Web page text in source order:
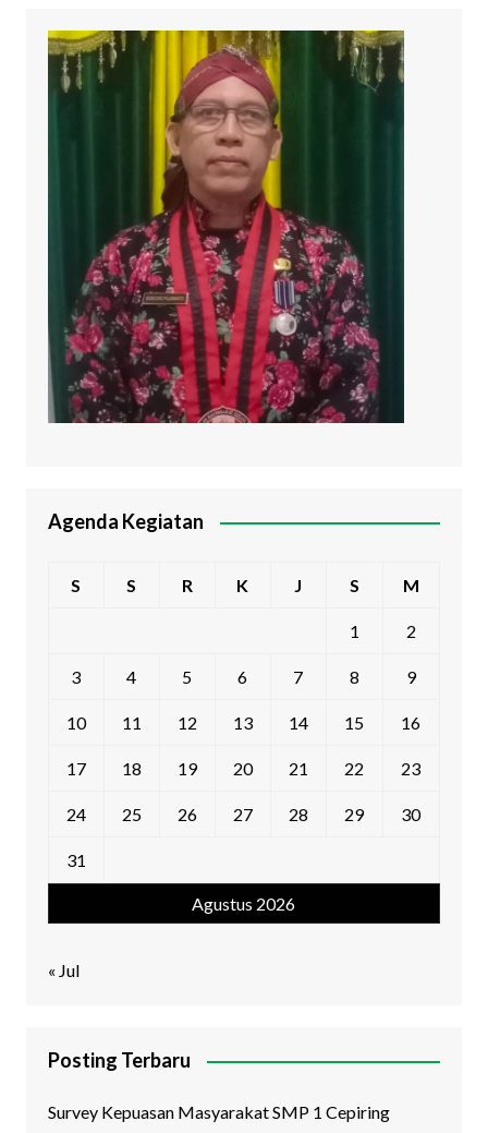
Agenda Kegiatan
Agustus 2026
S S R K J S M
1 2
3 4 5 6 7 8 9
10 11 12 13 14 15 16
17 18 19 20 21 22 23
24 25 26 27 28 29 30
31
« Jul
Posting Terbaru
Survey Kepuasan Masyarakat SMP 1 Cepiring